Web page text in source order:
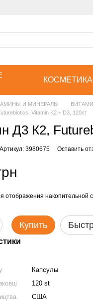
КОСМЕТИКА
И МИНЕРАЛЫ
Vitamin K2 + D3, 120ст
Д3 К2,
Артикул: 3980675 Оставить
отображения накопительной
Купить
Капсулы
120 st
США